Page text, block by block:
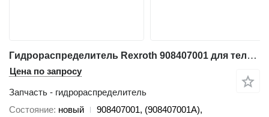
Гидрораспределитель Rexroth 908407001 для телескопического погрузчика JCB 535-95, 531-70, 541-70, 536-70
Цена по запросу
Запчасть - гидрораспределитель
Состояние новый
908407001, (908407001A),